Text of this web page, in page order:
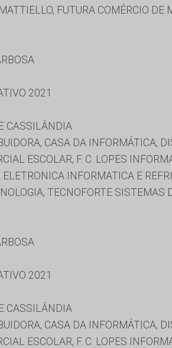
FUTURA COMÉRCIO DE
2021
CASSILÂNDIA
CASA DA INFORMÁTICA,
ESCOLAR, F. C. LOPES
INFORMATICA E
TECNOFORTE SISTEMAS
2021
CASSILÂNDIA
CASA DA INFORMÁTICA,
ESCOLAR, F. C. LOPES